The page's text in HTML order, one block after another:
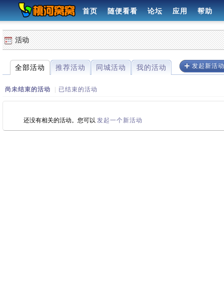
首页 随便看看 论坛 应用 帮助
活动
全部活动 推荐活动 同城活动 我的活动 发起新活动
尚未结束的活动 已结束的活动
还没有相关的活动。您可以 发起一个新活动